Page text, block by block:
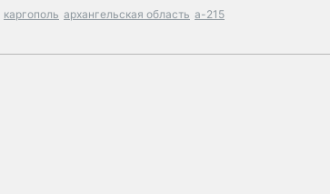
каргополь архангельская область а-215